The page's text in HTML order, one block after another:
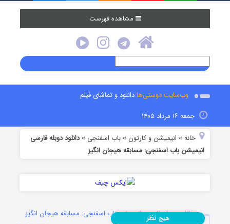
مشاهده فهرست
وب‌سایت دوستی‌هادانلود و تماشای فیلم
جمعه ۱۶ مرداد ۱۴۰۵
خانه » انیمیشن و کارتون »باب اسفنجی »دانلود دوبله فارسی
انیمیشن باب اسفنجی: مسابقه هیجان انگیز
دانلود دوبله فارسی انیمیشن باب اسفنجی: مسابقه هیجان انگیز
هیچ نظر